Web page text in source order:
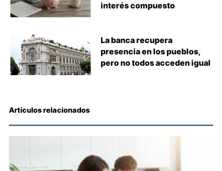
interés compuesto
La banca recupera
presencia en los pueblos,
pero no todos acceden igual
Artículos relacionados